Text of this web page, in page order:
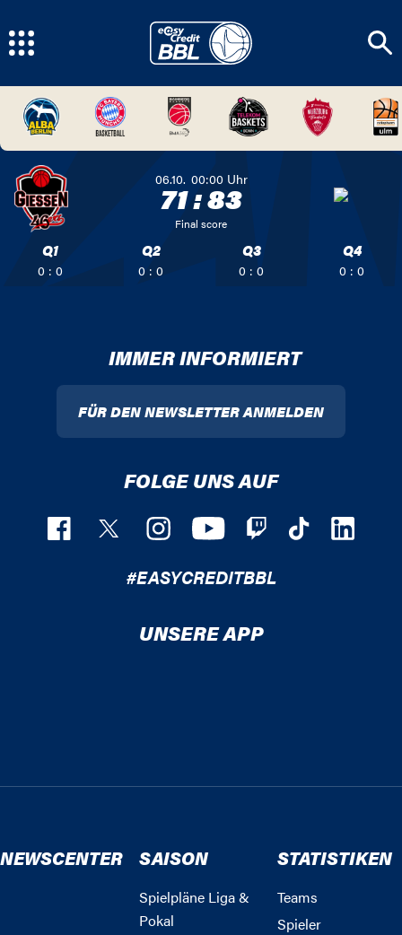
06.10. 00:00 Uhr
71:83
Final score
Q1
0 : 0
Q2
0 : 0
Q3
0 : 0
Q4
0 : 0
IMMER INFORMIERT
FÜR DEN NEWSLETTER ANMELDEN
FOLGE UNS AUF
#EASYCREDITBBL
UNSERE APP
NEWSCENTER SAISON
Spielpläne Liga &
Pokal
STATISTIKEN
Teams
Spieler